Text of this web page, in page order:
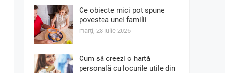
Ce obiecte mici pot spune
povestea unei familii
marți, 28 iulie 2026
Cum să creezi o hartă
personală cu locurile utile din